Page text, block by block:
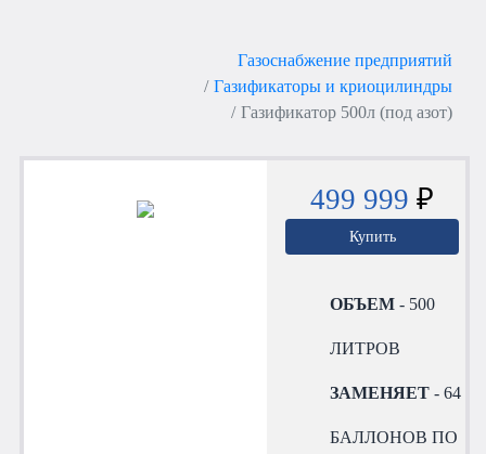
Газоснабжение предприятий
Газификаторы и криоцилиндры
Газификатор 500л (под азот)
499 999₽
Купить
ОБЪЕМ - 500
ЛИТРОВ
ЗАМЕНЯЕТ - 64
БАЛЛОНОВ ПО